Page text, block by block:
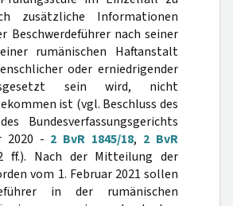
zusätzliche Informationen
Beschwerdeführer nach seiner
rumänischen Haftanstalt
oder erniedrigender
sein wird, nicht
ist (vgl. Beschluss des
Bundesverfassungsgerichts
2020 - 2 BvR 1845/18, 2 BvR
ff.). Nach der Mitteilung der
vom 1. Februar 2021 sollen
in der rumänischen